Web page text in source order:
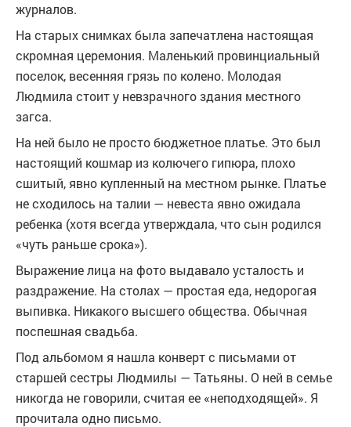
журналов.
На старых снимках была запечатлена настоящая
скромная церемония. Маленький провинциальный
поселок, весенняя грязь по колено. Молодая
Людмила стоит у невзрачного здания местного
загса.
На ней было не просто бюджетное платье. Это был
настоящий кошмар из колючего гипюра, плохо
сшитый, явно купленный на местном рынке. Платье
не сходилось на талии — невеста явно ожидала
ребенка (хотя всегда утверждала, что сын родился
«чуть раньше срока»).
Выражение лица на фото выдавало усталость и
раздражение. На столах — простая еда, недорогая
выпивка. Никакого высшего общества. Обычная
поспешная свадьба.
Под альбомом я нашла конверт с письмами от
старшей сестры Людмилы — Татьяны. О ней в семье
никогда не говорили, считая ее «неподходящей». Я
прочитала одно письмо.